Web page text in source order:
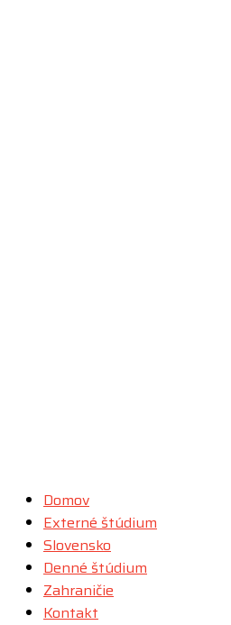
Domov
Externé štúdium
Slovensko
Denné štúdium
Zahraničie
Kontakt